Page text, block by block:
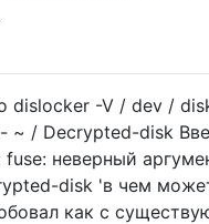
dislocker -V / dev /
~ / Decrypted-disk
fuse: неверный
disk 'в чем
как с